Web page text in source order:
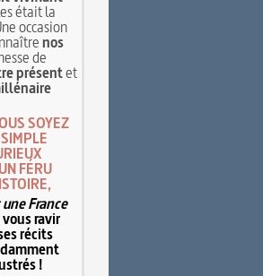
était la
occasion
nos
de
présentet
SOYEZ
FÉRU
France
ravir
récits
!